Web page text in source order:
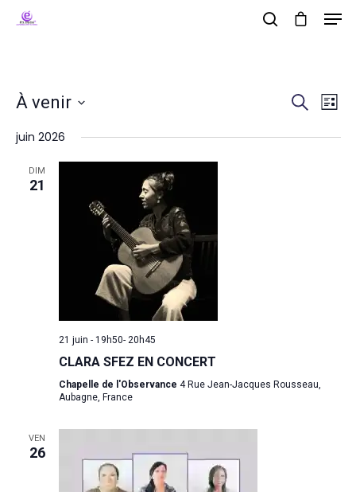
Hit enter to search or ESC to close
et
Recherche
Liste
À venir
date.
juin 2026
DIM
21
21 juin - 19h50- 20h45
CLARA SFEZ EN CONCERT
Chapelle de l'Observance 4 Rue Jean-Jacques Rousseau,
Aubagne, France
VEN
26